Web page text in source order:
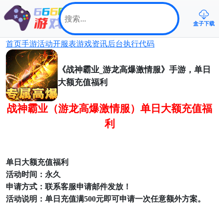
盒子下载
首页手游活动开服表游戏资讯后台执行代码
《战神霸业_游龙高爆激情服》手游，单日
大额充值福利
战神霸业（游龙高爆激情服）单日大额充值福
利
单日大额充值福利
活动时间：永久
申请方式：联系客服申请邮件发放！
活动说明：单日充值满500元即可申请一次任意额外方案。